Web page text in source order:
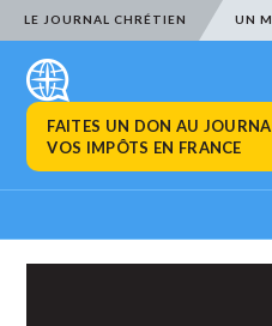
LE JOURNAL CHRÉTIEN UN
FAITES UN DON AU
VOS IMPÔTS EN FRANCE